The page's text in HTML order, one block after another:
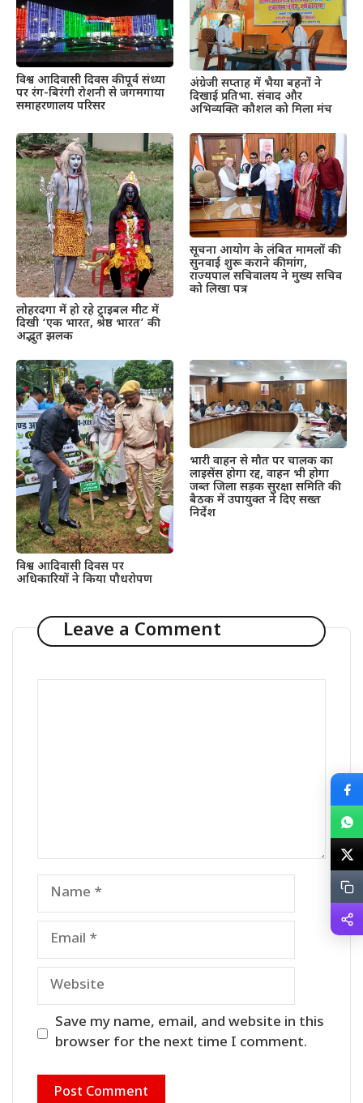
विश्व आदिवासी दिवस की पूर्व संध्या
पर रंग-बिरंगी रोशनी से जगमगाया
समाहरणालय परिसर
अंग्रेजी सप्ताह में भैया बहनों ने
दिखाई प्रतिभा. संवाद और
अभिव्यक्ति कौशल को मिला मंच
लोहरदगा में हो रहे ट्राइबल मीट में
दिखी ‘एक भारत, श्रेष्ठ भारत’ की
अद्भुत झलक
सूचना आयोग के लंबित मामलों की
सुनवाई शुरू कराने की मांग,
राज्यपाल सचिवालय ने मुख्य सचिव
को लिखा पत्र
विश्व आदिवासी दिवस पर
अधिकारियों ने किया पौधरोपण
भारी वाहन से मौत पर चालक का
लाइसेंस होगा रद्द, वाहन भी होगा
जब्त जिला सड़क सुरक्षा समिति की
बैठक में उपायुक्त ने दिए सख्त
निर्देश
Leave a Comment
Name
Email
Website
Save my name, email, and website in this
browser for the next time I comment.